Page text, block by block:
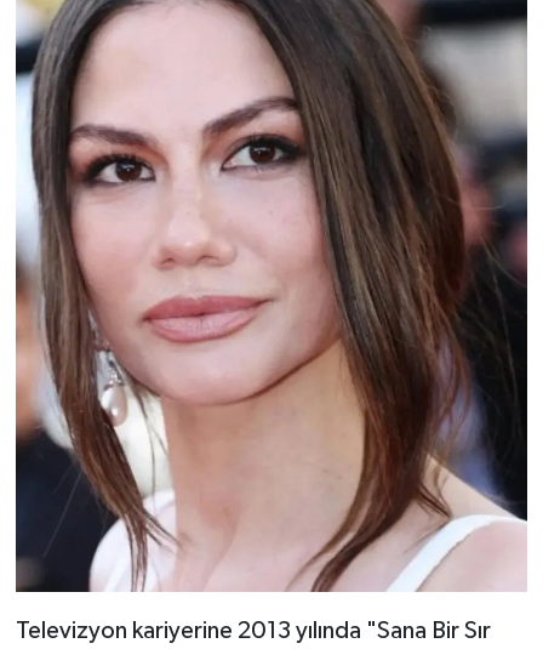
Televizyon kariyerine 2013 yılında "Sana Bir Sır